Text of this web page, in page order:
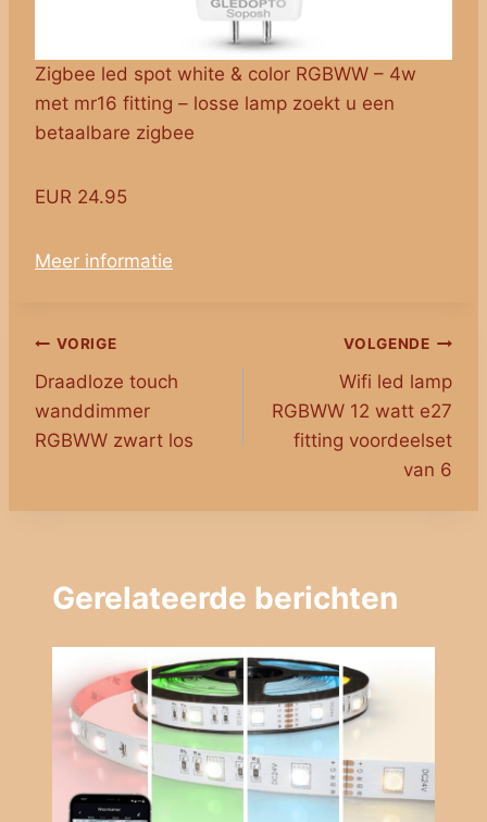
Zigbee led spot white & color RGBWW – 4w
met mr16 fitting – losse lamp zoekt u een
betaalbare zigbee
EUR 24.95
Meer informatie
Bericht
navigatie
VORIGE
Draadloze touch
wanddimmer
RGBWW zwart los
VOLGENDE
Wifi led lamp
RGBWW 12 watt e27
fitting voordeelset
van 6
Gerelateerde berichten